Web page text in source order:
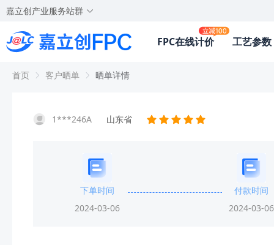
嘉立创产业服务站群
FPC在线计价 工艺参数
首页 客户晒单 晒单详情
1***246A 山东省
下单时间
2024-03-06
付款时间
2024-03-06